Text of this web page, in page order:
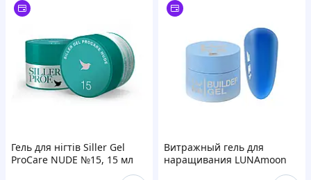
Гель для нігтів Siller Gel
ProCare NUDE №15, 15 мл
Витражный гель для
наращивания LUNAmoon
Glass gel №01, 15 мл, синий